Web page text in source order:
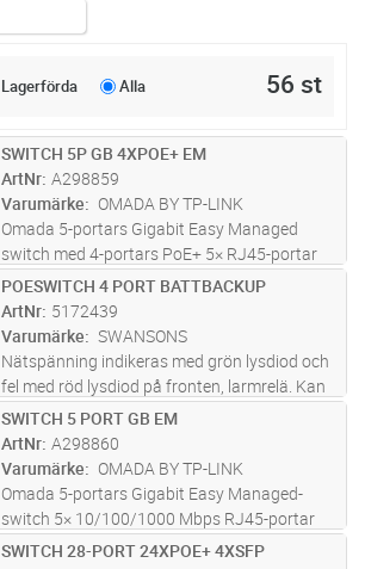
Lagerförda Alla 56 st
ST Lägg i kundvagn
SWITCH 5P GB 4XPOE+ EM
ArtNr A298859
Varumärke
OMADA BY TP-LINK
Omada 5-portars Gigabit Easy Managed
switch med 4-portars PoE+ 5× RJ45-portar
med 10/100/1000 Mbit/s (4× 802.3at/af-
kompatibel PoE+) 65 W strömbudget, med
upp till 30 W för varje PoE-port Lätt att
mer
ST Lägg i kundvagn
POESWITCH 4 PORT BATTBACKUP
ArtNr 5172439
Varumärke
SWANSONS
Nätspänning indikeras med grön lysdiod och
fel med röd lysdiod på fronten, larmrelä. Kan
förses med larmkort för yttrligare fellarm och
sabotagekontakt i förborrade hål. Aggregatet
är skyddad mot öve...läs mer
ST Lägg i kundvagn
SWITCH 5 PORT GB EM
ArtNr A298860
Varumärke
OMADA BY TP-LINK
Omada 5-portars Gigabit Easy Managed-
switch 5× 10/100/1000 Mbps RJ45-portar
Lätt att använda: Stöder plug-and-play för
ST Lägg i kundvagn
SWITCH 28-PORT 24XPOE+ 4XSFP